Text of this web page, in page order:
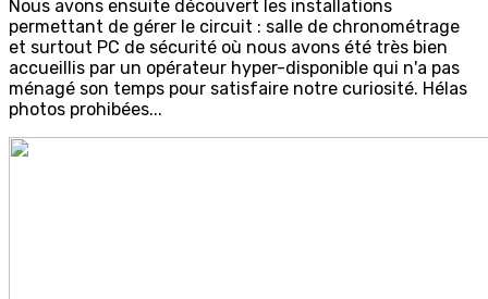
Nous avons ensuite découvert les installations
permettant de gérer le circuit : salle de chronométrage
et surtout PC de sécurité où nous avons été très bien
accueillis par un opérateur hyper-disponible qui n'a pas
ménagé son temps pour satisfaire notre curiosité. Hélas
photos prohibées...